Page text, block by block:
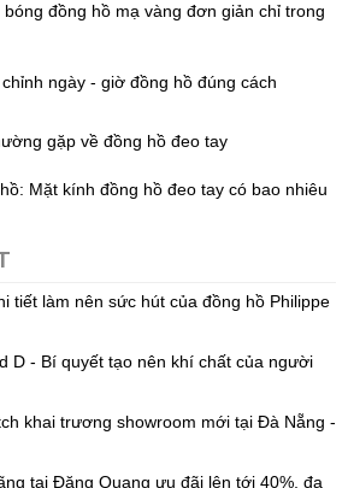
đồng hồ mạ vàng đơn giản chỉ trong
ngày - giờ đồng hồ đúng cách
gặp về đồng hồ đeo tay
Mặt kính đồng hồ đeo tay có bao nhiêu
tiết làm nên sức hút của đồng hồ Philippe
D - Bí quyết tạo nên khí chất của người
khai trương showroom mới tại Đà Nẵng -
tại Đăng Quang ưu đãi lên tới 40%, đa